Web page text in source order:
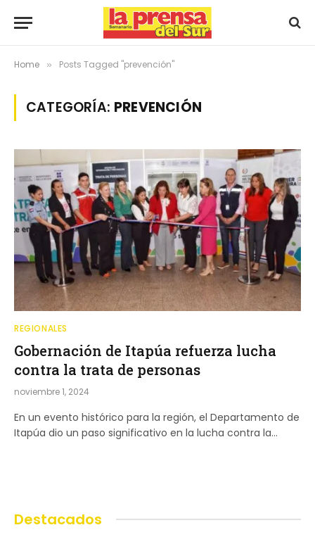
Home » Posts Tagged "prevención"
CATEGORÍA: PREVENCIÓN
REGIONALES
Gobernación de Itapúa refuerza lucha
contra la trata de personas
noviembre 1, 2024
En un evento histórico para la región, el Departamento de
Itapúa dio un paso significativo en la lucha contra la…
Destacados